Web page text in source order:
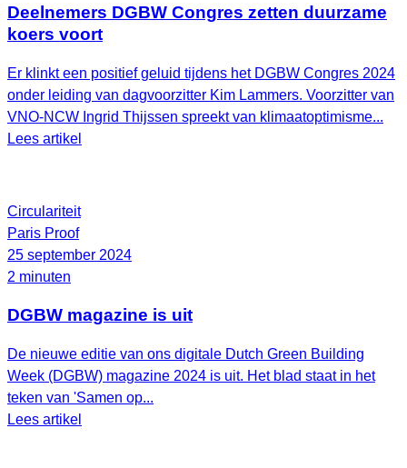
Deelnemers DGBW Congres zetten duurzame
koers voort
Er klinkt een positief geluid tijdens het DGBW Congres 2024
onder leiding van dagvoorzitter Kim Lammers. Voorzitter van
VNO-NCW Ingrid Thijssen spreekt van klimaatoptimisme...
Lees artikel
Circulariteit
Paris Proof
25 september 2024
2 minuten
DGBW magazine is uit
De nieuwe editie van ons digitale Dutch Green Building
Week (DGBW) magazine 2024 is uit. Het blad staat in het
teken van 'Samen op...
Lees artikel